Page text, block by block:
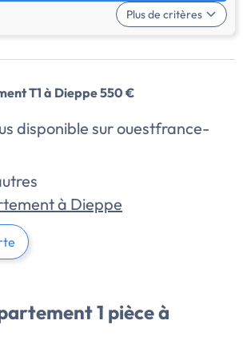
Plus de critères
T1 à Dieppe 550 €
disponible sur ouestfrance-
à Dieppe
1 pièce à